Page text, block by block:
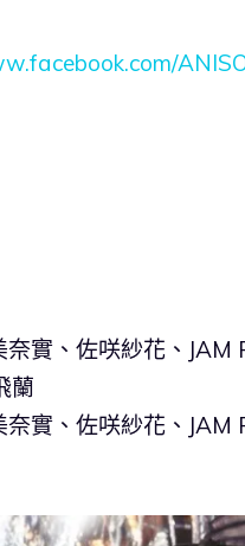
實、佐咲紗花、JAM
蘭
奈實、佐咲紗花、